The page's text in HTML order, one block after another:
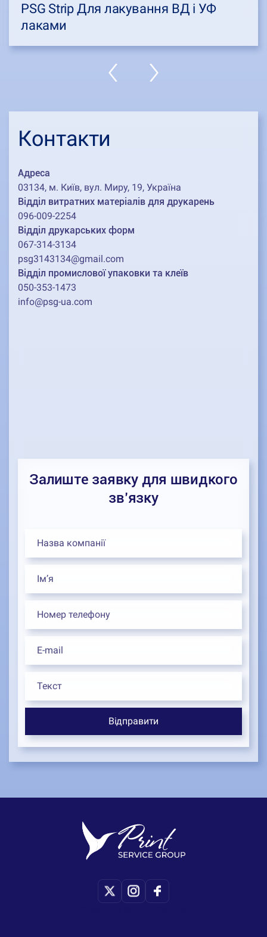
PSG Strip Для лакування ВД і УФ
лаками
Контакти
Адреса
03134, м. Київ, вул. Миру, 19, Україна
Відділ витратних матеріалів для друкарень
096-009-2254
Відділ друкарських форм
067-314-3134
psg3143134@gmail.com
Відділ промислової упаковки та клеїв
050-353-1473
info@psg-ua.com
Залиште заявку для швидкого
зв’язку